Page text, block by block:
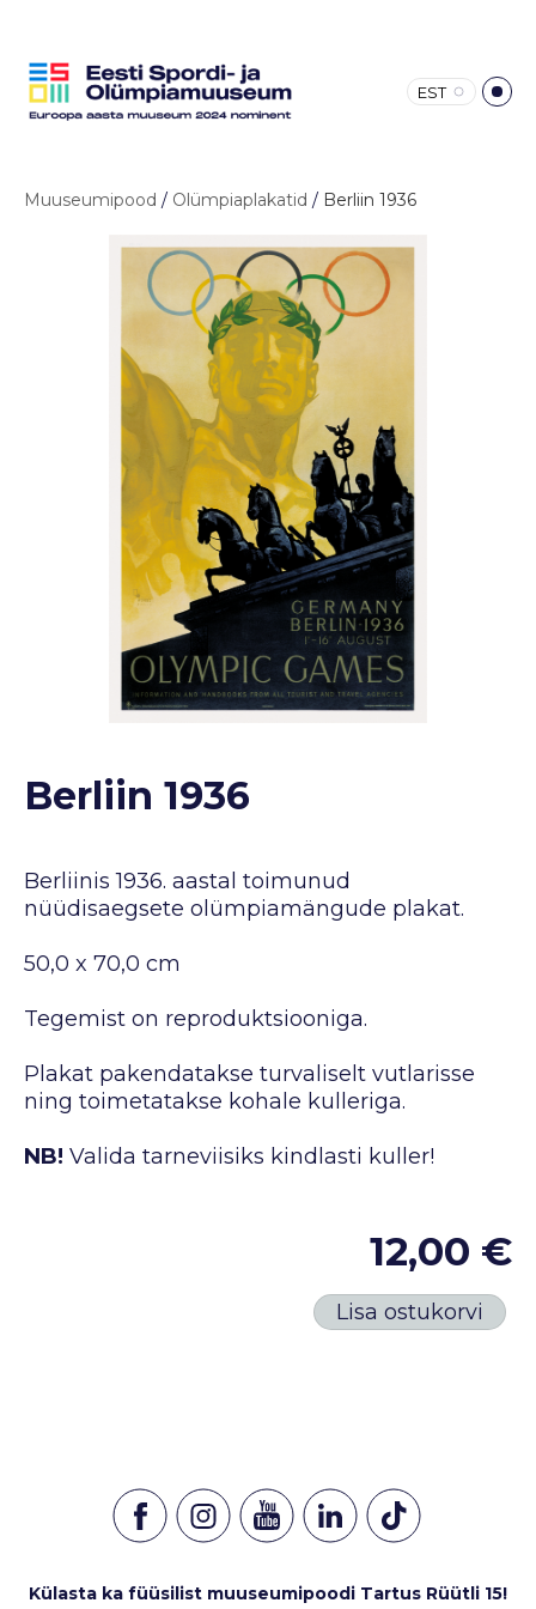
EST
Muuseumipood / Olümpiaplakatid / Berliin 1936
Berliin 1936
Berliinis 1936. aastal toimunud
nüüdisaegsete olümpiamängude plakat.
50,0 x 70,0 cm
Tegemist on reproduktsiooniga.
Plakat pakendatakse turvaliselt vutlarisse
ning toimetatakse kohale kulleriga.
NB! Valida tarneviisiks kindlasti kuller!
12,00 €
Lisa ostukorvi
Külasta ka füüsilist muuseumipoodi Tartus Rüütli 15!